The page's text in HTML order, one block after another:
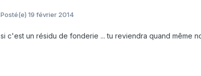
Posté(e) 19 février 2014
si c'est un résidu de fonderie ... tu reviendra quand même